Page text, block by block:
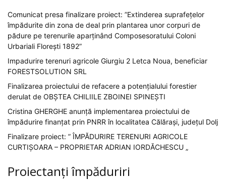
Comunicat presa finalizare proiect: ”Extinderea suprafețelor
împădurite din zona de deal prin plantarea unor corpuri de
pădure pe terenurile aparținând Composesoratului Coloni
Urbariali Florești 1892”
Impadurire terenuri agricole Giurgiu 2 Letca Noua, beneficiar
FORESTSOLUTION SRL
Finalizarea proiectului de refacere a potențialului forestier
derulat de OBȘTEA CHILIILE ZBOINEI SPINEȘTI
Cristina GHERGHE anunță implementarea proiectului de
împădurire finanțat prin PNRR în localitatea Călărași, județul Dolj
Finalizare proiect: ” ÎMPĂDURIRE TERENURI AGRICOLE
CURTIȘOARA – PROPRIETAR ADRIAN IORDĂCHESCU „
Proiectanți împăduriri